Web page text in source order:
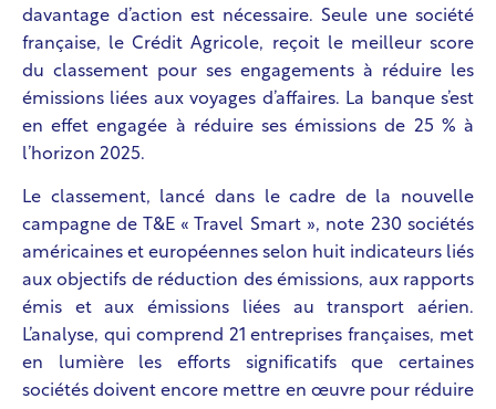
davantage d’action est nécessaire. Seule une société
française, le Crédit Agricole, reçoit le meilleur score
du classement pour ses engagements à réduire les
émissions liées aux voyages d’affaires. La banque s’est
en effet engagée à réduire ses émissions de 25 % à
l’horizon 2025.
Le classement, lancé dans le cadre de la nouvelle
campagne de T&E « Travel Smart », note 230 sociétés
américaines et européennes selon huit indicateurs liés
aux objectifs de réduction des émissions, aux rapports
émis et aux émissions liées au transport aérien.
L’analyse, qui comprend 21 entreprises françaises, met
en lumière les efforts significatifs que certaines
sociétés doivent encore mettre en œuvre pour réduire